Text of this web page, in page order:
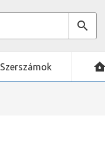
Szerszámok